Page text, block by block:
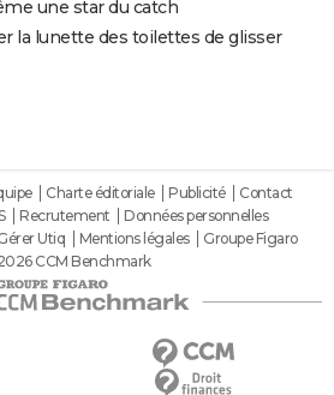
une star du catch
la lunette des toilettes de glisser
Charte éditoriale Publicité
Contact
Recrutement
Données personnelles
Utiq Mentions légales
Groupe Figaro
CCM Benchmark